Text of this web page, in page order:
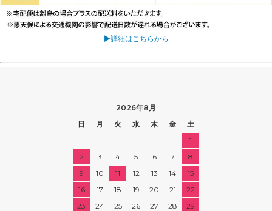
▶詳細はこちらから
2026年8月
日
月 火 水 木 金
土
1
2
3 4 5 6 7
8
9
10 11 12 13 14
15
16
17 18 19 20 21
22
23
24 25 26 27 28
29